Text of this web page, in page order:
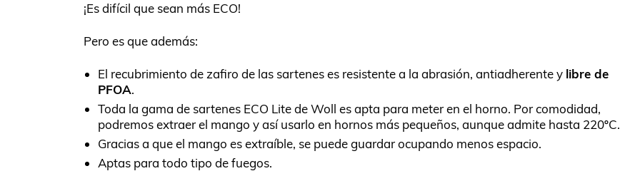
¡Es difícil que sean más ECO!
Pero es que además:
El recubrimiento de zafiro de las sartenes es resistente a la abrasión, antiadherente y libre de
PFOA.
Toda la gama de sartenes ECO Lite de Woll es apta para meter en el horno. Por comodidad,
podremos extraer el mango y así usarlo en hornos más pequeños, aunque admite hasta 220ºC.
Gracias a que el mango es extraíble, se puede guardar ocupando menos espacio.
Aptas para todo tipo de fuegos.